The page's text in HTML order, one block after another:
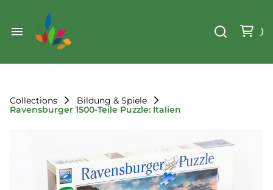
Start
Sortiment
Weihnachten
Werkzeug & Renovierung
Der Verein
Der Verein
Standorte
Unsere Ziele
Collections
Bildung & Spiele
Ravensburger 1500-Teile Puzzle: Italien